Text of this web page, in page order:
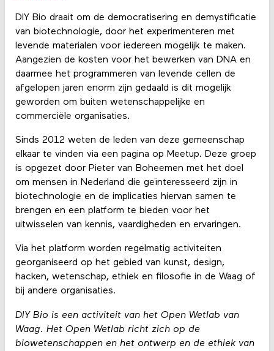
DIY Bio draait om de democratisering en demystificatie
van biotechnologie, door het experimenteren met
levende materialen voor iedereen mogelijk te maken.
Aangezien de kosten voor het bewerken van DNA en
daarmee het programmeren van levende cellen de
afgelopen jaren enorm zijn gedaald is dit mogelijk
geworden om buiten wetenschappelijke en
commerciële organisaties.
Sinds 2012 weten de leden van deze gemeenschap
elkaar te vinden via een pagina op Meetup. Deze groep
is opgezet door Pieter van Boheemen met het doel
om mensen in Nederland die geïnteresseerd zijn in
biotechnologie en de implicaties hiervan samen te
brengen en een platform te bieden voor het
uitwisselen van kennis, vaardigheden en ervaringen.
Via het platform worden regelmatig activiteiten
georganiseerd op het gebied van kunst, design,
hacken, wetenschap, ethiek en filosofie in de Waag of
bij andere organisaties.
DIY Bio is een activiteit van het Open Wetlab van
Waag. Het Open Wetlab richt zich op de
biowetenschappen en het ontwerp en de ethiek van